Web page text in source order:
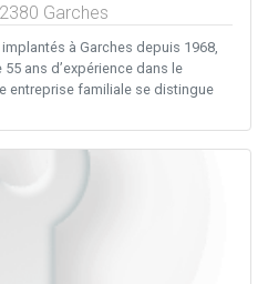
Garches
à Garches depuis 1968,
ans d’expérience dans le
entreprise familiale se distingue